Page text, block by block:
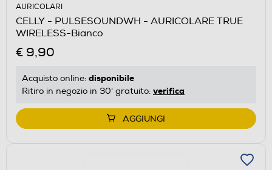
AURICOLARI
CELLY - PULSESOUNDWH - AURICOLARE TRUE
WIRELESS-Bianco
€ 9,90
Acquisto online: disponibile
Ritiro in negozio in 30' gratuito: verifica
AGGIUNGI